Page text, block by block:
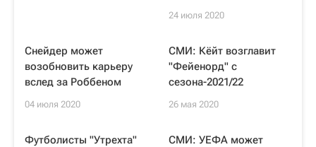
24 июля 2020
Снейдер может
возобновить карьеру
вслед за Роббеном
04 июля 2020
СМИ: Кёйт возглавит
"Фейенорд" с
сезона-2021/22
26 мая 2020
Футболисты "Утрехта"
СМИ: УЕФА может